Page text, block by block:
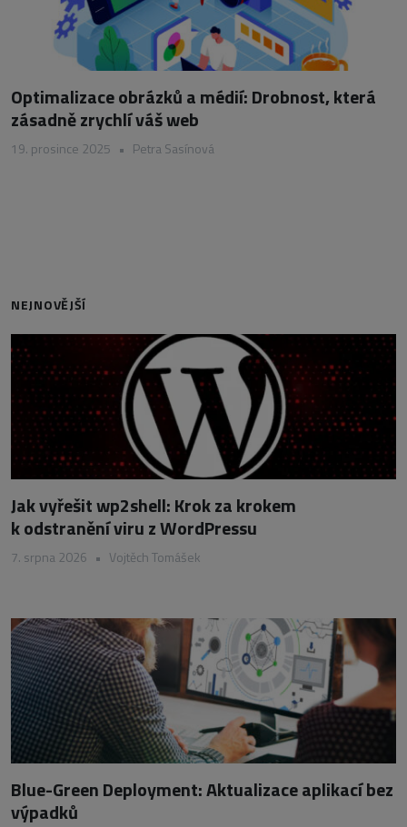
Optimalizace obrázků a médií: Drobnost, která
zásadně zrychlí váš web
19. prosince 2025 • Petra Sasínová
NEJNOVĚJŠÍ
Jak vyřešit wp2shell: Krok za krokem
k odstranění viru z WordPressu
7. srpna 2026 • Vojtěch Tomášek
Blue-Green Deployment: Aktualizace aplikací bez
výpadků